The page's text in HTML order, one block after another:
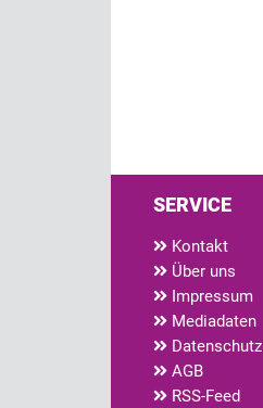
SERVICE
Kontakt
Über uns
Impressum
Mediadaten
Datenschutz
AGB
RSS-Feed